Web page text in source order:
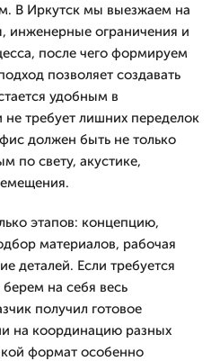
В Иркутск мы выезжаем на
инженерные ограничения и
после чего формируем
позволяет создавать
удобным в
требует лишних переделок
должен быть не только
по свету, акустике,
этапов: концепцию,
материалов, рабочая
деталей. Если требуется
на себя весь
получил готовое
на координацию разных
формат особенно